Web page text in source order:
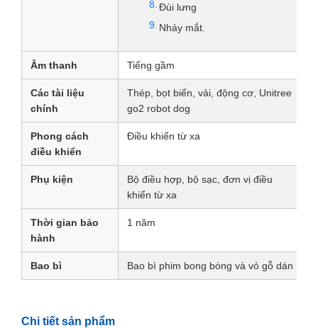
Đùi lưng
Nháy mắt.
Âm thanh Tiếng gầm
Các tài liệu
chính
Thép, bọt biển, vải, động cơ, Unitree
go2 robot dog
Phong cách
điều khiển
Điều khiển từ xa
Phụ kiện
Bộ điều hợp, bộ sạc, đơn vị điều
khiển từ xa
Thời gian bảo
hành
1 năm
Bao bì Bao bì phim bong bóng và vỏ gỗ dán
Chi tiết sản phẩm